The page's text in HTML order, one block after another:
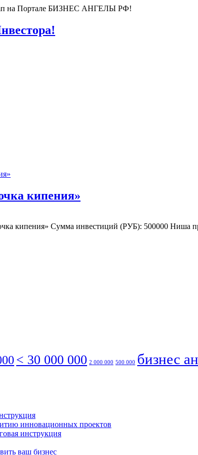
на Портале БИЗНЕС АНГЕЛЫ РФ!
кипения»
кипения» Сумма инвестиций (РУБ): 500000 Ниша
< 30 000 000 2 000 000 500 000 бизнес
инновационных проектов
инструкция
ваш бизнес